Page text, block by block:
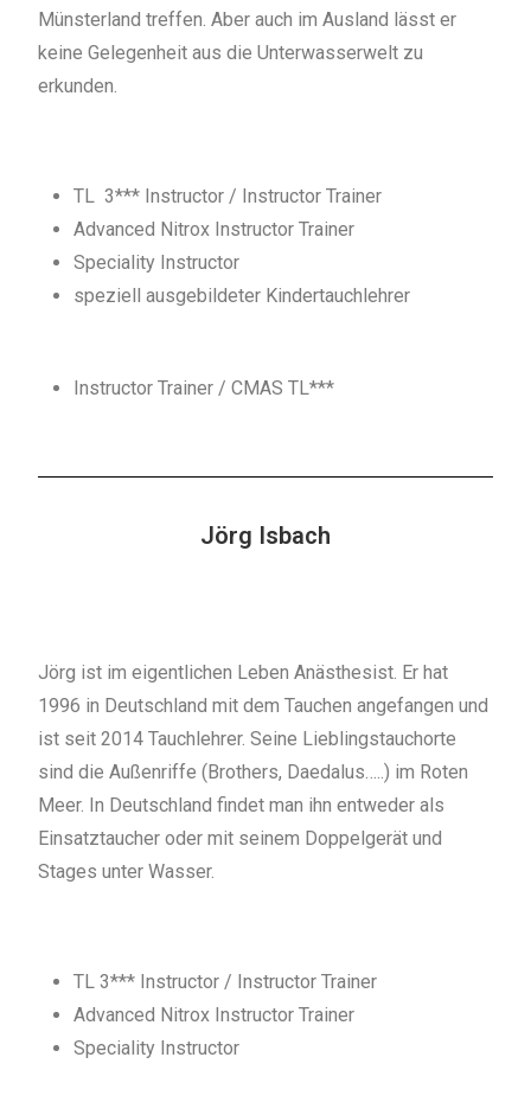
Münsterland treffen. Aber auch im Ausland lässt er
keine Gelegenheit aus die Unterwasserwelt zu
erkunden.
TL 3*** Instructor / Instructor Trainer
Advanced Nitrox Instructor Trainer
Speciality Instructor
speziell ausgebildeter Kindertauchlehrer
Instructor Trainer / CMAS TL***
Jörg Isbach
Jörg ist im eigentlichen Leben Anästhesist. Er hat
1996 in Deutschland mit dem Tauchen angefangen und
ist seit 2014 Tauchlehrer. Seine Lieblingstauchorte
sind die Außenriffe (Brothers, Daedalus…..) im Roten
Meer. In Deutschland findet man ihn entweder als
Einsatztaucher oder mit seinem Doppelgerät und
Stages unter Wasser.
TL 3*** Instructor / Instructor Trainer
Advanced Nitrox Instructor Trainer
Speciality Instructor